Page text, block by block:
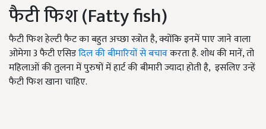
फैटी फिश (Fatty fish)
फैटी फिश हेल्टी फैट का बहुत अच्छा स्त्रोत है, क्योंकि इनमें पाए जाने वाला
ओमेगा 3 फैटी एसिडदिल की बीमारियों से बचावकरता है. शोध की मानें, तो
महिलाओं की तुलना में पुरुषों में हार्ट की बीमारी ज्यादा होती है, इसलिए उन्हें
फैटी फिश खाना चाहिए.